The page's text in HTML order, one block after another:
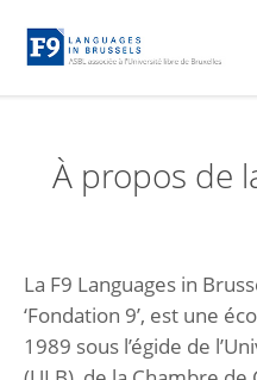
À propos de
La F9 Languages in
‘Fondation 9’, est une
1989 sous l’égide de